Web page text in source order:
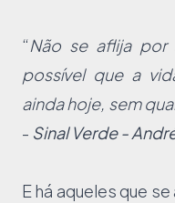
“Não se aflija por
possível que a
ainda hoje, sem
- Sinal Verde -
E há aqueles que